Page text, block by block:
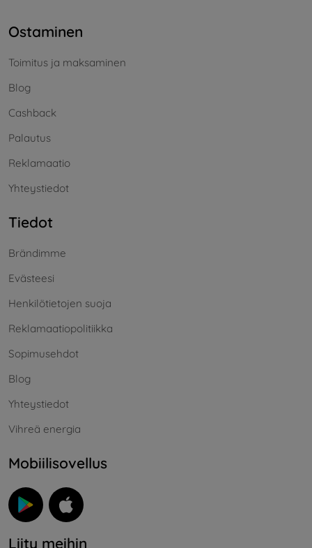
Ostaminen
Toimitus ja maksaminen
Blog
Cashback
Palautus
Reklamaatio
Yhteystiedot
Tiedot
Brändimme
Evästeesi
Henkilötietojen suoja
Reklamaatiopolitiikka
Sopimusehdot
Blog
Yhteystiedot
Vihreä energia
Mobiilisovellus
Liity meihin